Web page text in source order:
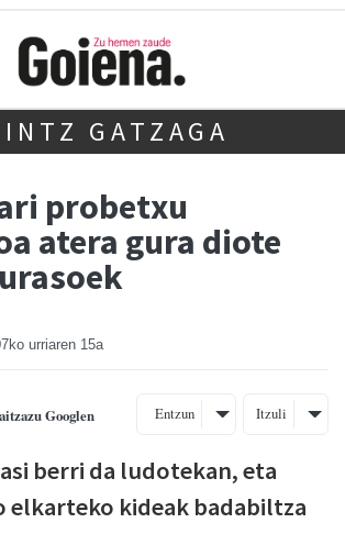
GATZAGA
probetxu
atera gura diote
urriaren 15a
Googlen Entzun Itzuli
berri da ludotekan, eta
elkarteko kideak badabiltza